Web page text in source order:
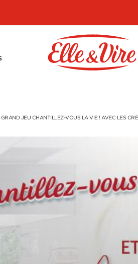
GRAND JEU CHANTILLEZ-VOUS LA VIE ! AVEC LES